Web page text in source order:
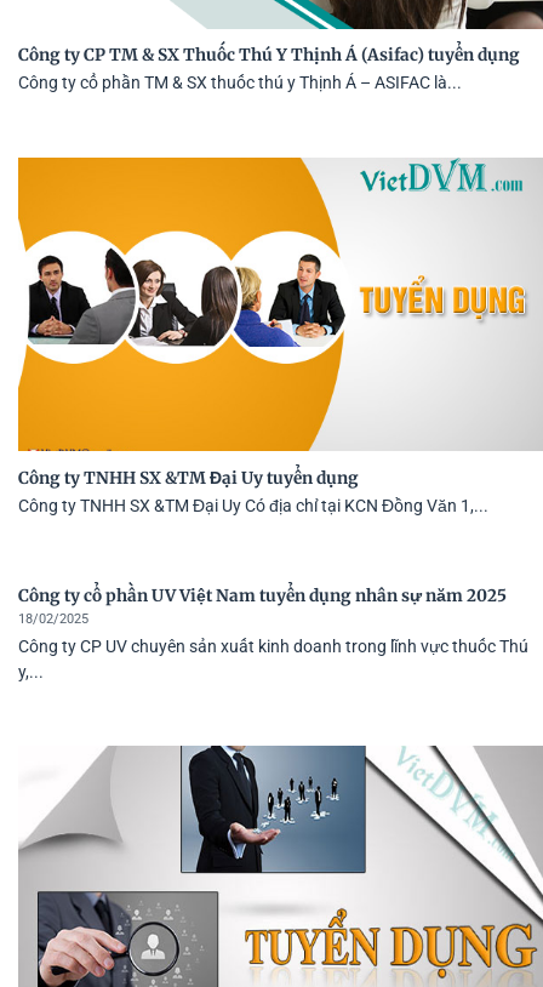
Công ty CP TM & SX Thuốc Thú Y Thịnh Á (Asifac) tuyển dụng
Công ty cổ phần TM & SX thuốc thú y Thịnh Á – ASIFAC là...
Công ty TNHH SX &TM Đại Uy tuyển dụng
Công ty TNHH SX &TM Đại Uy Có địa chỉ tại KCN Đồng Văn 1,...
Công ty cổ phần UV Việt Nam tuyển dụng nhân sự năm 2025
18/02/2025
Công ty CP UV chuyên sản xuất kinh doanh trong lĩnh vực thuốc Thú
y,...